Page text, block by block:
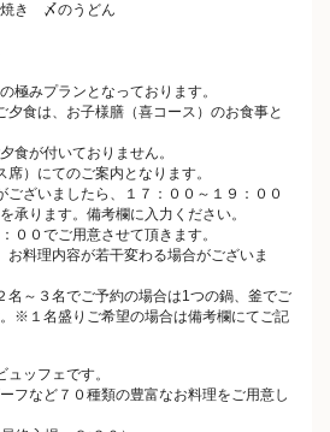
焼き 〆のうどん
極みプランとなっております。
夕食は、お子様膳（喜コース）のお食事と
食が付いておりません。
）にてのご案内となります。
ございましたら、１７：００～１９：００
承ります。備考欄に入力ください。
００でご用意させて頂きます。
お料理内容が若干変わる場合がございま
名～３名でご予約の場合は1つの鍋、釜でご
※１名盛りご希望の場合は備考欄にてご記
ッフェです。
フなど７０種類の豊富なお料理をご用意し